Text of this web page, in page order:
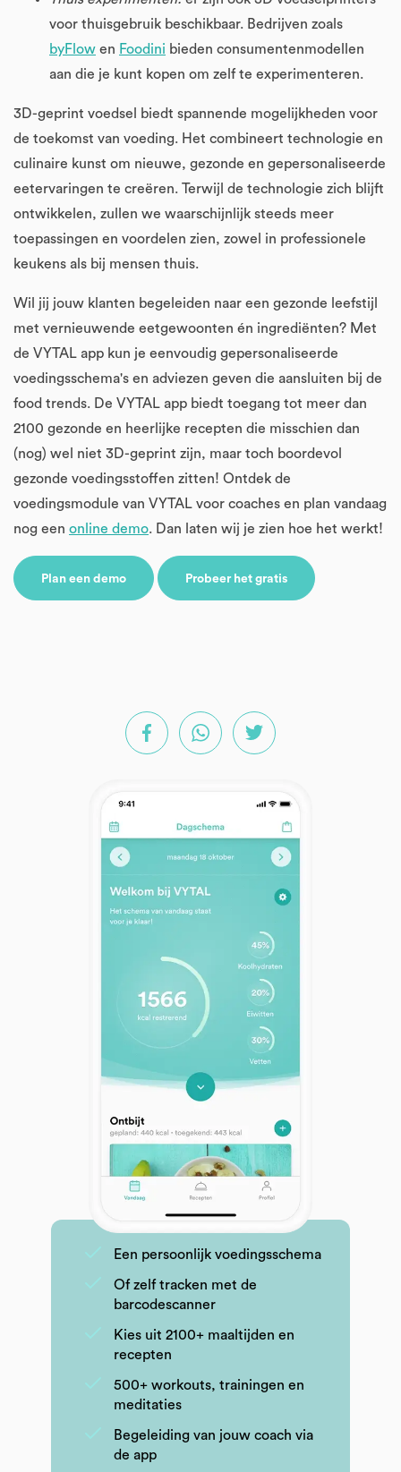
voor thuisgebruik beschikbaar. Bedrijven zoals
byFlow en Foodini bieden consumentenmodellen
aan die je kunt kopen om zelf te experimenteren.
3D-geprint voedsel biedt spannende mogelijkheden voor
de toekomst van voeding. Het combineert technologie en
culinaire kunst om nieuwe, gezonde en gepersonaliseerde
eetervaringen te creëren. Terwijl de technologie zich blijft
ontwikkelen, zullen we waarschijnlijk steeds meer
toepassingen en voordelen zien, zowel in professionele
keukens als bij mensen thuis.
Wil jij jouw klanten begeleiden naar een gezonde leefstijl
met vernieuwende eetgewoonten én ingrediënten? Met
de VYTAL app kun je eenvoudig gepersonaliseerde
voedingsschema's en adviezen geven die aansluiten bij de
food trends. De VYTAL app biedt toegang tot meer dan
2100 gezonde en heerlijke recepten die misschien dan
(nog) wel niet 3D-geprint zijn, maar toch boordevol
gezonde voedingsstoffen zitten! Ontdek de
voedingsmodule van VYTAL voor coaches en plan vandaag
nog een online demo. Dan laten wij je zien hoe het werkt!
Plan een demo Probeer het gratis
Een persoonlijk voedingsschema
Of zelf tracken met de
barcodescanner
Kies uit 2100+ maaltijden en
recepten
500+ workouts, trainingen en
meditaties
Begeleiding van jouw coach via
de app